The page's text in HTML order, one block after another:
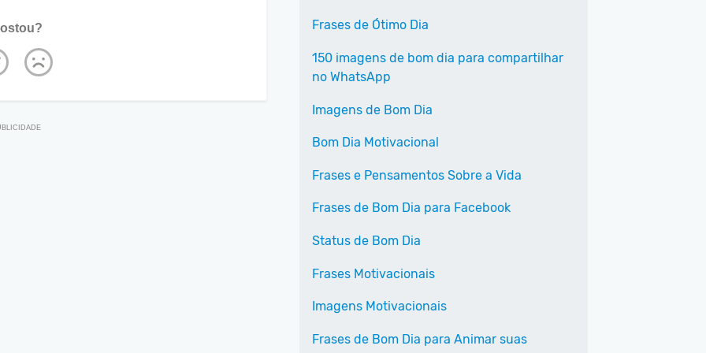
Frases de Ótimo Dia
150 imagens de bom dia para compartilhar
no WhatsApp
Imagens de Bom Dia
Bom Dia Motivacional
Frases e Pensamentos Sobre a Vida
Frases de Bom Dia para Facebook
Status de Bom Dia
Frases Motivacionais
Imagens Motivacionais
Frases de Bom Dia para Animar suas